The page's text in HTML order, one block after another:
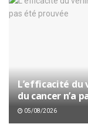
L’efficacité du
du cancer n’a
05/08/2026